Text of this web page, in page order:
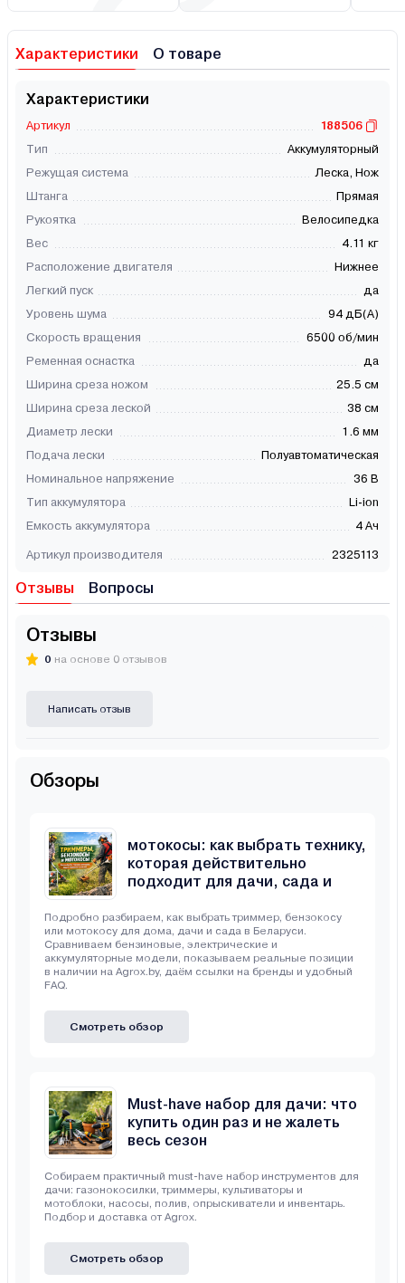
Характеристики О товаре
Характеристики
Артикул
188506
Тип
Аккумуляторный
Режущая система
Леска, Нож
Штанга
Прямая
Рукоятка
Велосипедка
Вес
4.11 кг
Расположение двигателя
Нижнее
Легкий пуск
да
Уровень шума
94 дБ(А)
Скорость вращения
6500 об/мин
Ременная оснастка
да
Ширина среза ножом
25.5 см
Ширина среза леской
38 см
Диаметр лески
1.6 мм
Подача лески
Полуавтоматическая
Номинальное напряжение
36 В
Тип аккумулятора
Li-ion
Емкость аккумулятора
4 Ач
Артикул производителя 2325113
Отзывы Вопросы
Отзывы
0 на основе 0 отзывов
Написать отзыв
Обзоры
мотокосы: как выбрать технику,
которая действительно
подходит для дачи, сада и
Подробно разбираем, как выбрать триммер, бензокосу
или мотокосу для дома, дачи и сада в Беларуси.
Сравниваем бензиновые, электрические и
аккумуляторные модели, показываем реальные позиции
в наличии на Agrox.by, даём ссылки на бренды и удобный
FAQ.
Смотреть обзор
Must-have набор для дачи: что
купить один раз и не жалеть
весь сезон
Собираем практичный must-have набор инструментов для
дачи: газонокосилки, триммеры, культиваторы и
мотоблоки, насосы, полив, опрыскиватели и инвентарь.
Подбор и доставка от Agrox.
Смотреть обзор